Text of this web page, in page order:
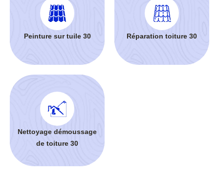
Peinture sur tuile 30 Réparation toiture 30
Nettoyage démoussage
de toiture 30